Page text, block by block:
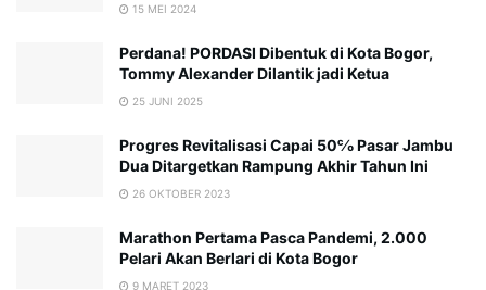
15 MEI 2024
Perdana! PORDASI Dibentuk di Kota Bogor,
Tommy Alexander Dilantik jadi Ketua
25 JUNI 2025
Progres Revitalisasi Capai 50℅ Pasar Jambu
Dua Ditargetkan Rampung Akhir Tahun Ini
26 OKTOBER 2023
Marathon Pertama Pasca Pandemi, 2.000
Pelari Akan Berlari di Kota Bogor
9 MARET 2023